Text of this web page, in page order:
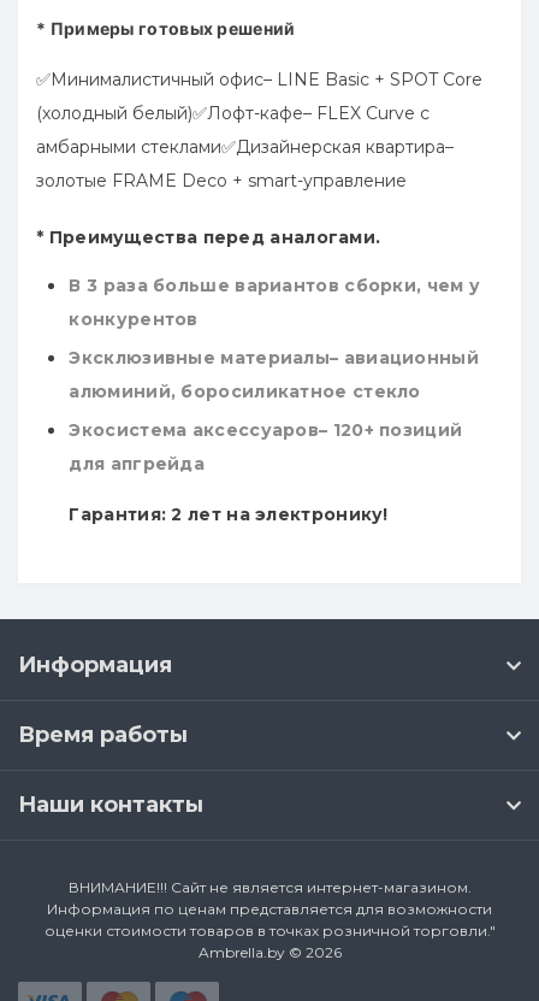
* Примеры готовых решений
✅Минималистичный офис– LINE Basic + SPOT Core
(холодный белый)✅Лофт-кафе– FLEX Curve с
амбарными стеклами✅Дизайнерская квартира–
золотые FRAME Deco + smart-управление
* Преимущества перед аналогами.
В 3 раза больше вариантов сборки, чем у
конкурентов
Эксклюзивные материалы– авиационный
алюминий, боросиликатное стекло
Экосистема аксессуаров– 120+ позиций
для апгрейда
Гарантия: 2 лет на электронику!
Информация
Время работы
Наши контакты
ВНИМАНИЕ!!! Сайт не является интернет-магазином.
Информация по ценам представляется для возможности
оценки стоимости товаров в точках розничной торговли."
Ambrella.by © 2026